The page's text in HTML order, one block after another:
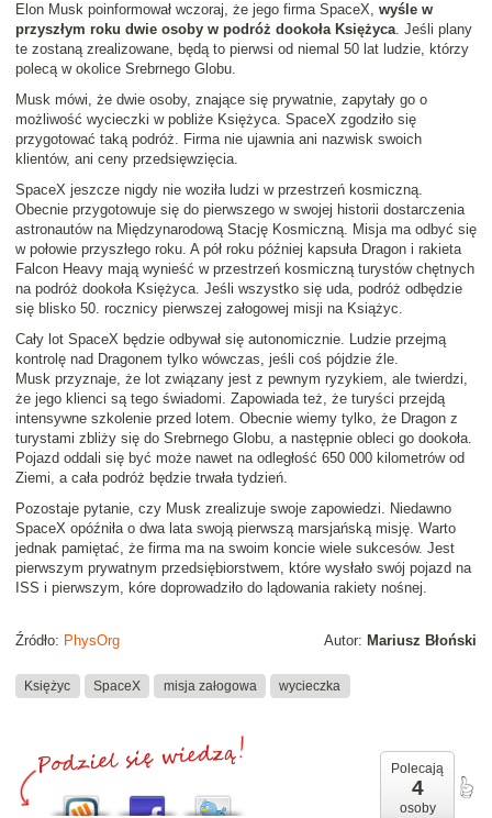
Elon Musk poinformował wczoraj, że jego firma SpaceX, wyśle w
przyszłym roku dwie osoby w podróż dookoła Księżyca. Jeśli plany
te zostaną zrealizowane, będą to pierwsi od niemal 50 lat ludzie, którzy
polecą w okolice Srebrnego Globu.
Musk mówi, że dwie osoby, znające się prywatnie, zapytały go o
możliwość wycieczki w pobliże Księżyca. SpaceX zgodziło się
przygotować taką podróż. Firma nie ujawnia ani nazwisk swoich
klientów, ani ceny przedsięwzięcia.
SpaceX jeszcze nigdy nie woziła ludzi w przestrzeń kosmiczną.
Obecnie przygotowuje się do pierwszego w swojej historii dostarczenia
astronautów na Międzynarodową Stację Kosmiczną. Misja ma odbyć się
w połowie przyszłego roku. A pół roku później kapsuła Dragon i rakieta
Falcon Heavy mają wynieść w przestrzeń kosmiczną turystów chętnych
na podróż dookoła Księżyca. Jeśli wszystko się uda, podróż odbędzie
się blisko 50. rocznicy pierwszej załogowej misji na Książyc.
Cały lot SpaceX będzie odbywał się autonomicznie. Ludzie przejmą
kontrolę nad Dragonem tylko wówczas, jeśli coś pójdzie źle.
Musk przyznaje, że lot związany jest z pewnym ryzykiem, ale twierdzi,
że jego klienci są tego świadomi. Zapowiada też, że turyści przejdą
intensywne szkolenie przed lotem. Obecnie wiemy tylko, że Dragon z
turystami zbliży się do Srebrnego Globu, a następnie obleci go dookoła.
Pojazd oddali się być może nawet na odległość 650 000 kilometrów od
Ziemi, a cała podróż będzie trwała tydzień.
Pozostaje pytanie, czy Musk zrealizuje swoje zapowiedzi. Niedawno
SpaceX opóźniła o dwa lata swoją pierwszą marsjańską misję. Warto
jednak pamiętać, że firma ma na swoim koncie wiele sukcesów. Jest
pierwszym prywatnym przedsiębiorstwem, które wysłało swój pojazd na
ISS i pierwszym, kóre doprowadziło do lądowania rakiety nośnej.
Autor: Mariusz Błoński
Źródło: PhysOrg
Księżyc SpaceX misja załogowa wycieczka
Polecają
4
osoby